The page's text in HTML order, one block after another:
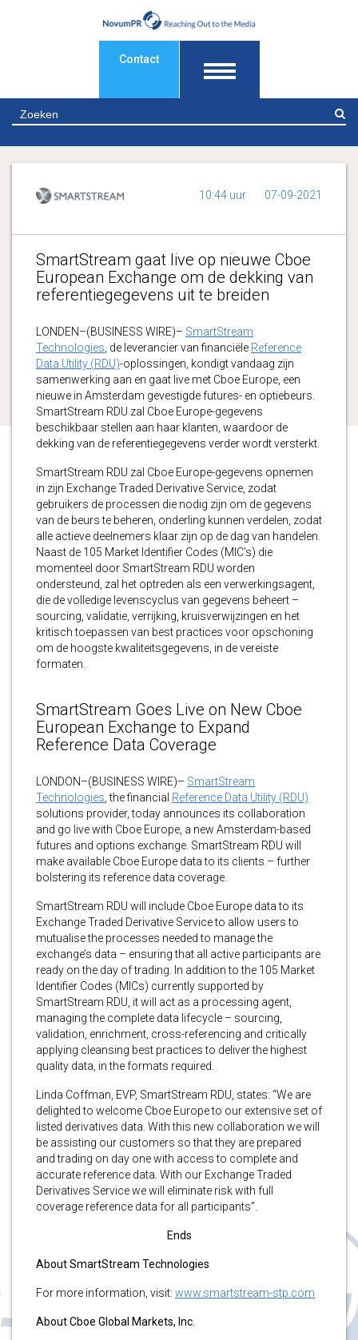
Contact
10:44 uur 07-09-2021
SmartStream gaat live op nieuwe Cboe
European Exchange om de dekking van
referentiegegevens uit te breiden
LONDEN–(BUSINESS WIRE)– SmartStream
Technologies , de leverancier van financiële Reference
Data Utility (RDU)-oplossingen, kondigt vandaag zijn
samenwerking aan en gaat live met Cboe Europe, een
nieuwe in Amsterdam gevestigde futures- en optiebeurs.
SmartStream RDU zal Cboe Europe-gegevens
beschikbaar stellen aan haar klanten, waardoor de
dekking van de referentiegegevens verder wordt versterkt.
SmartStream RDU zal Cboe Europe-gegevens opnemen
in zijn Exchange Traded Derivative Service, zodat
gebruikers de processen die nodig zijn om de gegevens
van de beurs te beheren, onderling kunnen verdelen, zodat
alle actieve deelnemers klaar zijn op de dag van handelen.
Naast de 105 Market Identifier Codes (MIC’s) die
momenteel door SmartStream RDU worden
ondersteund, zal het optreden als een verwerkingsagent,
die de volledige levenscyclus van gegevens beheert –
sourcing, validatie, verrijking, kruisverwijzingen en het
kritisch toepassen van best practices voor opschoning
om de hoogste kwaliteitsgegevens, in de vereiste
formaten.
SmartStream Goes Live on New Cboe
European Exchange to Expand
Reference Data Coverage
LONDON–(BUSINESS WIRE)– SmartStream
Technologies , the financial Reference Data Utility (RDU)
solutions provider, today announces its collaboration
and go live with Cboe Europe, a new Amsterdam-based
futures and options exchange. SmartStream RDU will
make available Cboe Europe data to its clients – further
bolstering its reference data coverage.
SmartStream RDU will include Cboe Europe data to its
Exchange Traded Derivative Service to allow users to
mutualise the processes needed to manage the
exchange’s data – ensuring that all active participants are
ready on the day of trading. In addition to the 105 Market
Identifier Codes (MICs) currently supported by
SmartStream RDU, it will act as a processing agent,
managing the complete data lifecycle – sourcing,
validation, enrichment, cross-referencing and critically
applying cleansing best practices to deliver the highest
quality data, in the formats required.
Linda Coffman, EVP, SmartStream RDU, states: “We are
delighted to welcome Cboe Europe to our extensive set of
listed derivatives data. With this new collaboration we will
be assisting our customers so that they are prepared
and trading on day one with access to complete and
accurate reference data. With our Exchange Traded
Derivatives Service we will eliminate risk with full
coverage reference data for all participants”.
Ends
About SmartStream Technologies
For more information, visit: www.smartstream-stp.com
About Cboe Global Markets, Inc.